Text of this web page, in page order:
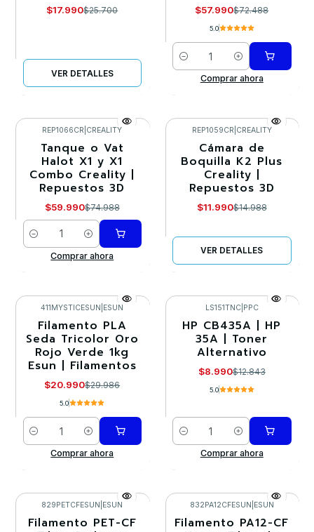
$17.990$25.700
VER DETALLES
$57.990$72.488
5.0
Cantidad
Comprar ahora
-20%
REP1066CR CREALITY
Tanque o Vat
Halot X1 y X1
Combo Creality |
Repuestos 3D
$59.990$74.988
Cantidad
Comprar ahora
-20%
Agotado
REP1059CR CREALITY
Cámara de
Boquilla K2 Plus
Creality |
Repuestos 3D
$11.990$14.988
VER DETALLES
-30%
411MYSTICESUN ESUN
Filamento PLA
Seda Tricolor Oro
Rojo Verde 1kg
Esun | Filamentos
$20.990$29.986
5.0
Cantidad
Comprar ahora
-30%
LS151TNC| PPC
HP CB435A | HP
35A | Toner
Alternativo
$8.990$12.843
5.0
Cantidad
Comprar ahora
-30%
829PETCFESUN ESUN
Filamento PET-CF -30%
832PA12CFESUN ESUN
Filamento PA12-CF